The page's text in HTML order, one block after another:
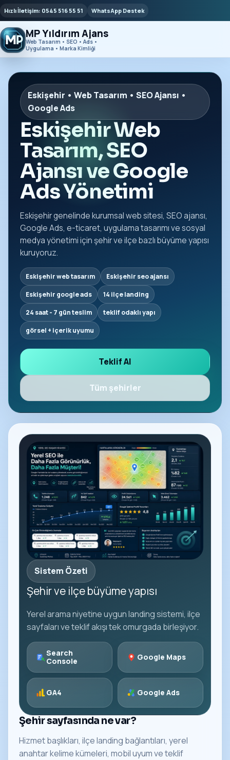
Hızlı İletişim: 0545 516 55 51 WhatsApp Destek
MP Yıldırım Ajans
Web Tasarım • SEO • Ads •
Uygulama • Marka Kimliği
Eskişehir • Web Tasarım • SEO Ajansı •
Google Ads
Eskişehir Web
Tasarım, SEO
Ajansı ve Google
Ads Yönetimi
Eskişehir genelinde kurumsal web sitesi, SEO ajansı,
Google Ads, e-ticaret, uygulama tasarımı ve sosyal
medya yönetimi için şehir ve ilçe bazlı büyüme yapısı
kuruyoruz.
Eskişehir web tasarım Eskişehir seo ajansı
Eskişehir google ads 14 ilçe landing
24 saat - 7 gün teslim teklif odaklı yapı
görsel + içerik uyumu
Teklif Al
Tüm şehirler
Sistem Özeti
Şehir ve ilçe büyüme yapısı
Yerel arama niyetine uygun landing sistemi, ilçe
sayfaları ve teklif akışı tek omurgada birleşiyor.
Search
Console
Google Maps
GA4 Google Ads
Şehir sayfasında ne var?
Hizmet başlıkları, ilçe landing bağlantıları, yerel
anahtar kelime kümeleri, mobil uyum ve teklif